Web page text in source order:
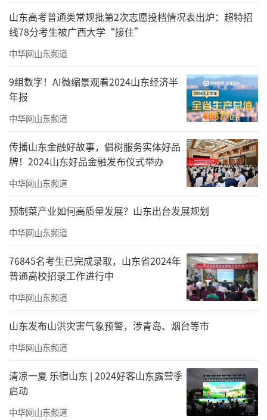
我们坚信冬季不是研学的淡季，而是内容
深化、体验独特的黄金期。为此，我们围
绕“行知成长季”，着力打造了一系列“暖身
又暖心、有趣又有益”的冬季特色研学产品，
主要体现在三个方面。
一是“温暖空间”与“深度课程”的结
合。我们巧妙利用温室大棚、特色景区、文博
场馆等温暖的室内空间，开发出充满趣味的深
度体验课程。例如，坊子推出南果探秘·耕趣
拾光研学营，孩子们可以在恒温大棚里探
索“南果北种”的奥秘，进行古法农事体验。
寿光推出“蔬香满园”研学季，蔬菜博物馆的
文物探秘、研学馆的农事体验及新一届菜博会
各展厅的备展幕后等，均向研学团队开放。高
密红高粱抗战博物馆将举办“珍贵抗战文物
展”，首次展出“日军黄金保险柜”等文物，
加强红色教育。
二是“特色资源”与“研学主题”的转
山东高考普通类常规批第2次志愿投档情况表出炉：超特招
线78分考生被广西大学“接住”
中华网山东频道
9组数字！AI微缩景观看2024山东经济半
年报
中华网山东频道
传播山东金融好故事，倡树服务实体好品
牌！2024山东好品金融发布仪式举办
中华网山东频道
预制菜产业如何高质量发展？山东出台发展规划
中华网山东频道
76845名考生已完成录取，山东省2024年
普通高校招录工作进行中
中华网山东频道
山东发布山洪灾害气象预警，涉青岛、烟台等市
中华网山东频道
清凉一夏 乐宿山东 | 2024好客山东露营季
启动
中华网山东频道